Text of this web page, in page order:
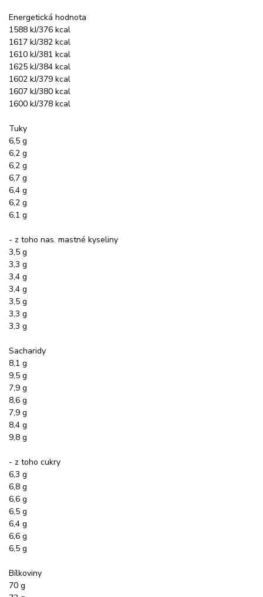
Energetická hodnota
1588 kJ/376 kcal
1617 kJ/382 kcal
1610 kJ/381 kcal
1625 kJ/384 kcal
1602 kJ/379 kcal
1607 kJ/380 kcal
1600 kJ/378 kcal
Tuky
6,5 g
6,2 g
6,2 g
6,7 g
6,4 g
6,2 g
6,1 g
- z toho nas. mastné kyseliny
3,5 g
3,3 g
3,4 g
3,4 g
3,5 g
3,3 g
3,3 g
Sacharidy
8,1 g
9,5 g
7,9 g
8,6 g
7,9 g
8,4 g
9,8 g
- z toho cukry
6,3 g
6,8 g
6,6 g
6,5 g
6,4 g
6,6 g
6,5 g
Bílkoviny
70 g